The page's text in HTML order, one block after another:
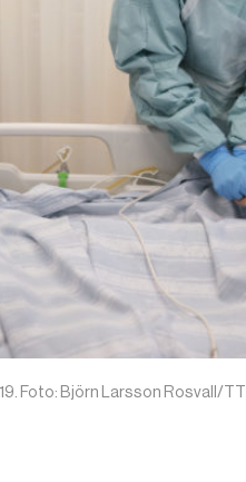
Foto: Björn Larsson Rosvall/TT